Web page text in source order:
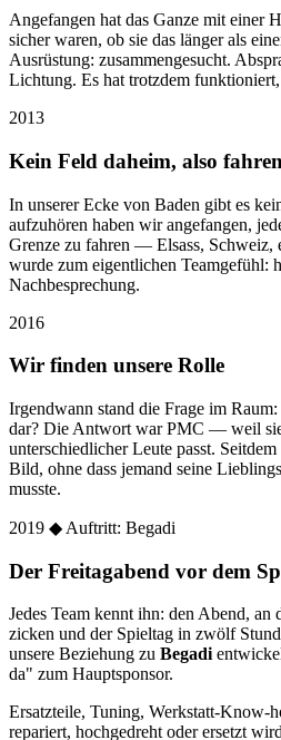
Angefangen hat das Ganze mit einer
sicher waren, ob sie das länger als
Ausrüstung: zusammengesucht.
Lichtung. Es hat trotzdem
2013
Kein Feld daheim, also
In unserer Ecke von Baden gibt es
aufzuhören haben wir angefangen,
Grenze zu fahren — Elsass, Schweiz,
wurde zum eigentlichen Teamgefühl:
Nachbesprechung.
2016
Wir finden unsere Rolle
Irgendwann stand die Frage im
dar? Die Antwort war PMC — weil
unterschiedlicher Leute passt.
Bild, ohne dass jemand seine
musste.
2019 ◆ Auftritt: Begadi
Der Freitagabend vor dem
Jedes Team kennt ihn: den Abend,
zicken und der Spieltag in zwölf
unsere Beziehung zu Begadi
da" zum Hauptsponsor.
Ersatzteile, Tuning, Werkstatt-Know-
repariert, hochgedreht oder ersetzt